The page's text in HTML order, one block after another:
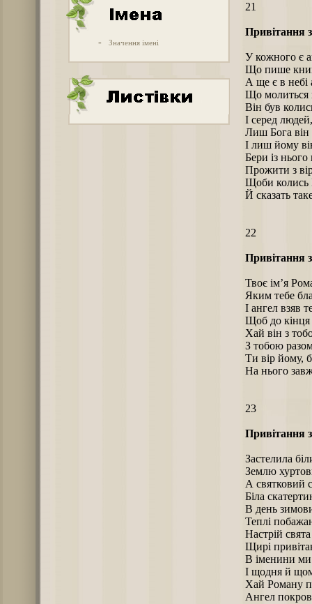
- Значення імені
21
Привітання
У кожного є
Що пише
А ще є в небі
Що молиться
Він був
І серед
Лиш Бога
І лиш йому
Бери із
Прожити з
Щоби колись
Й сказать
22
Привітання
Твоє ім’я
Яким тебе
І ангел взяв
Щоб до кінця
Хай він з
З тобою
Ти вір йому,
На нього
23
Привітання
Застелила
Землю
А святковий
Біла
В день
Теплі
Настрій
Щирі
В іменини
І щодня й
Хай Роману
Ангел